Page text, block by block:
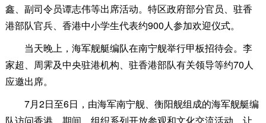
鑫、副司令员谭志伟等出席活动。特区政府部分官员、驻香
港部队官兵、香港中小学生代表约900人参加欢迎仪式。
当天晚上，海军舰艇编队在南宁舰举行甲板招待会。李
家超、周霁及中央驻港机构、驻香港部队有关领导等约70人
应邀出席。
7月2日至6日，由海军南宁舰、衡阳舰组成的海军舰艇编